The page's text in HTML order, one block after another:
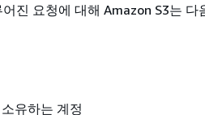
진 요청에 대해 Amazon S3는 다
유하는 계정